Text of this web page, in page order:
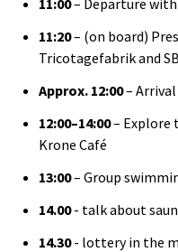
11:20– (on board)
Tricotagefabrik and
Approx. 12:00– Arrival
12:00–14:00– Explore
Krone Café
13:00– Group
14.00- talk about
14.30- lottery in the